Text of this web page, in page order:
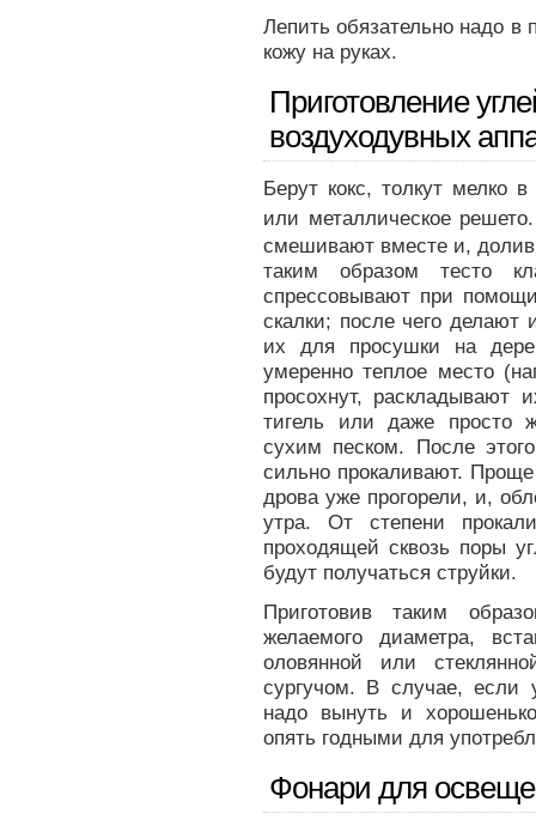
Лепить обязательно надо в
кожу на руках.
Приготовление
воздуходувных
Берут кокс, толкут мелко
или металлическое
смешивают вместе и, долив
таким образом тесто
спрессовывают при
скалки; после чего делают
их для просушки на
умеренно теплое место
просохнут, раскладывают
тигель или даже просто
сухим песком. После
сильно прокаливают. Проще
дрова уже прогорели, и,
утра. От степени
проходящей сквозь поры
будут получаться струйки.
Приготовив таким
желаемого диаметра,
оловянной или
сургучом. В случае, если
надо вынуть и
опять годными для
Фонари для